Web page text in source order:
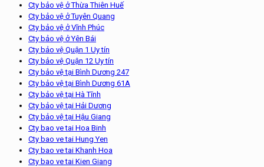
Cty bảo vệ ở Thừa Thiên Huế
Cty bảo vệ ở Tuyên Quang
Cty bảo vệ ở Vĩnh Phúc
Cty bảo vệ ở Yên Bái
Cty bảo vệ Quận 1 Uy tín
Cty bảo vệ Quận 12 Uy tín
Cty bảo vệ tại Bình Dương 247
Cty bảo vệ tại Bình Dương 61A
Cty bảo vệ tại Hà Tĩnh
Cty bảo vệ tại Hải Dương
Cty bảo vệ tại Hậu Giang
Cty bao ve tai Hoa Binh
Cty bao ve tai Hung Yen
Cty bao ve tai Khanh Hoa
Cty bao ve tai Kien Giang